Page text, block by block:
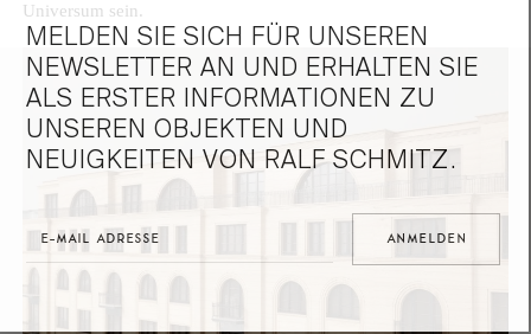
Universum sein.
MELDEN SIE SICH FÜR UNSEREN
NEWSLETTER AN UND ERHALTEN SIE
ALS ERSTER INFORMATIONEN ZU
UNSEREN OBJEKTEN UND
NEUIGKEITEN VON RALF SCHMITZ.